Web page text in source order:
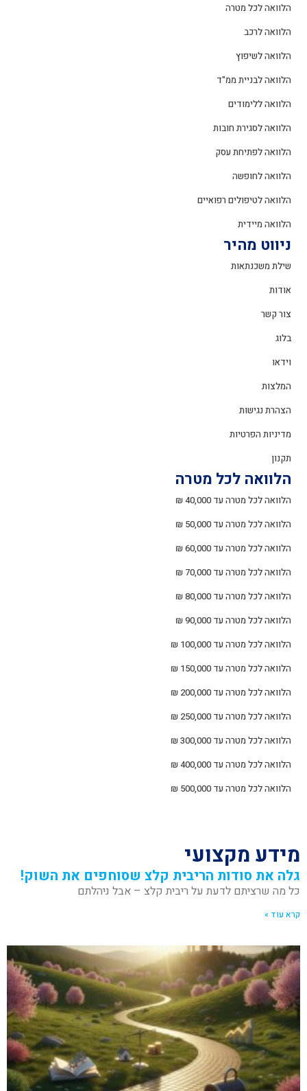
הלוואה לכל מטרה
הלוואה לרכב
הלוואה לשיפוץ
הלוואה לבניית ממ"ד
הלוואה ללימודים
הלוואה לסגירת חובות
הלוואה לפתיחת עסק
הלוואה לחופשה
הלוואה לטיפולים רפואיים
הלוואה מיידית
ניווט מהיר
שילת משכנתאות
אודות
צור קשר
בלוג
וידאו
המלצות
הצהרת נגישות
מדיניות הפרטיות
תקנון
הלוואה לכל מטרה
הלוואה לכל מטרה עד 40,000 ₪
הלוואה לכל מטרה עד 50,000 ₪
הלוואה לכל מטרה עד 60,000 ₪
הלוואה לכל מטרה עד 70,000 ₪
הלוואה לכל מטרה עד 80,000 ₪
הלוואה לכל מטרה עד 90,000 ₪
הלוואה לכל מטרה עד 100,000 ₪
הלוואה לכל מטרה עד 150,000 ₪
הלוואה לכל מטרה עד 200,000 ₪
הלוואה לכל מטרה עד 250,000 ₪
הלוואה לכל מטרה עד 300,000 ₪
הלוואה לכל מטרה עד 400,000 ₪
הלוואה לכל מטרה עד 500,000 ₪
מידע מקצועי
גלה את סודות הריבית קלצ שסוחפים את השוק!
כל מה שרציתם לדעת על ריבית קלצ – אבל ניהלתם
קרא עוד »